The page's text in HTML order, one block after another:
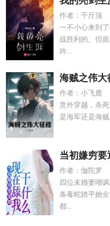
作者：千斤顶
一不小心来到
战胜利的。但
吟...
海贼之伟大
作者：小飞鹿
意外穿越，杀
是海军还是海
当初嫌穷要
作者：伽陀罗
四位未婚妻嘲
条毒蛇踏平她
都...